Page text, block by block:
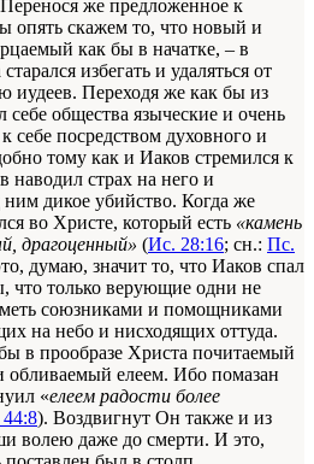
же предложенное к
опять скажем то, что новый и
как бы в начатке, – в
избегать и удаляться от
иудеев. Переходя же как бы из
себе общества языческие и очень
себе посредством духовного и
тому как и Иаков стремился к
наводил страх на него и
дикое убийство. Когда же
во Христе, который есть «камень
драгоценный» (Ис. 28:16; сн.: Пс.
думаю, значит то, что Иаков спал
что только верующие одни не
союзниками и помощниками
на небо и нисходящих оттуда.
в прообразе Христа почитаемый
обливаемый елеем. Ибо помазан
«елеем радости более
). Воздвигнут Он также и из
волею даже до смерти. И это,